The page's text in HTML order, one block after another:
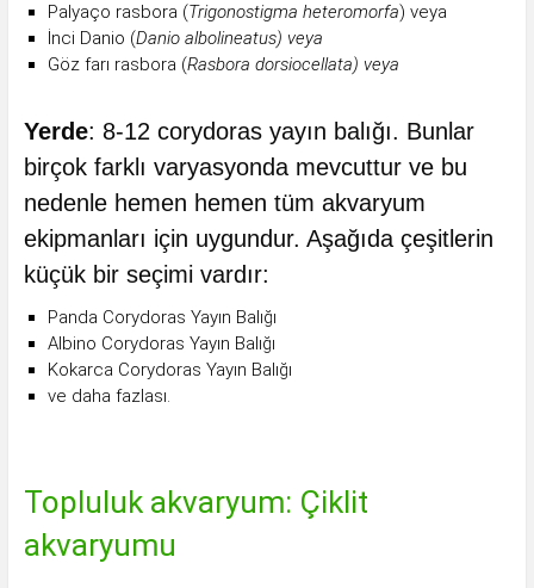
Palyaço rasbora (Trigonostigma heteromorfa) veya
İnci Danio (Danio albolineatus) veya
Göz farı rasbora (Rasbora dorsiocellata) veya
Yerde: 8-12 corydoras yayın balığı. Bunlar
birçok farklı varyasyonda mevcuttur ve bu
nedenle hemen hemen tüm akvaryum
ekipmanları için uygundur. Aşağıda çeşitlerin
küçük bir seçimi vardır:
Panda Corydoras Yayın Balığı
Albino Corydoras Yayın Balığı
Kokarca Corydoras Yayın Balığı
ve daha fazlası.
Topluluk akvaryum: Çiklit
akvaryumu